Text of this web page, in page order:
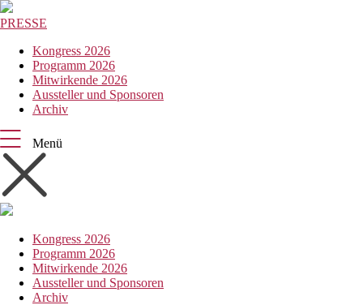
PRESSE
Kongress 2026
Programm 2026
Mitwirkende 2026
Aussteller und Sponsoren
Archiv
Menü
Kongress 2026
Programm 2026
Mitwirkende 2026
Aussteller und Sponsoren
Archiv